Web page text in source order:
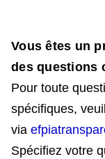
Vous êtes un
des questions
Pour toute
spécifiques,
via
Spécifiez votre